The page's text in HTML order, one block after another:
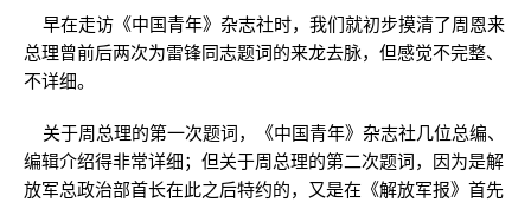
早在走访《中国青年》杂志社时，我们就初步摸清了周恩来
总理曾前后两次为雷锋同志题词的来龙去脉，但感觉不完整、
不详细。
关于周总理的第一次题词，《中国青年》杂志社几位总编、
编辑介绍得非常详细；但关于周总理的第二次题词，因为是解
放军总政治部首长在此之后特约的，又是在《解放军报》首先